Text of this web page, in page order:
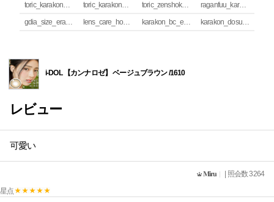
toric_karakon_takai_riyuu toric_karakon_real_review toric_zenshoku_review
raganfuu_karakon_erabikata
gdia_size_erabikata
lens_care_houhou karakon_bc_erabikata karakon_dosuu_erabikata
i-DOL 【カンナロゼ】 ベージュブラウン /1610
レビュー
可愛い
𝐌𝐢𝐫𝐮
| 照会数 3264
星点